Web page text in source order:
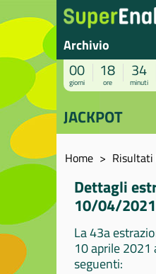
Archivio
00
giorni
18
ore
34
minuti
JACKPOT
Home Risultati
Dettagli
10/04/2021
La 43a
10 aprile
seguenti: